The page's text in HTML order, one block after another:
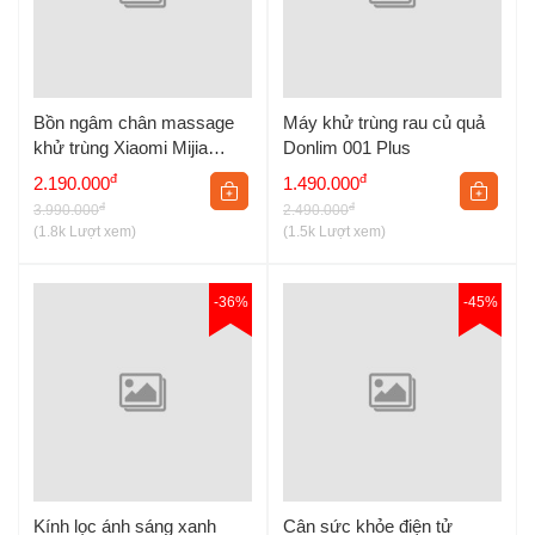
Bồn ngâm chân massage
khử trùng Xiaomi Mijia
MJZYQ02XM
2.190.000đ
3.990.000đ
(1.8k Lượt xem)
Máy khử trùng rau củ quả
Donlim 001 Plus
1.490.000đ
2.490.000đ
(1.5k Lượt xem)
-36%
Kính lọc ánh sáng xanh
-45%
Cân sức khỏe điện tử